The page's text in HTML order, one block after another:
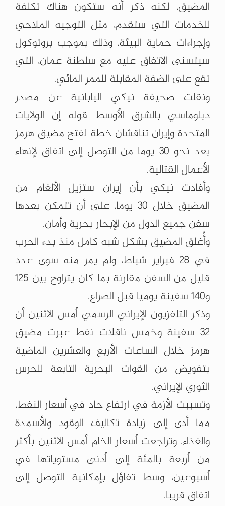
المضيق، لكنه ذكر أنه ستكون هناك تكلفة
للخدمات التي ستقدم، مثل التوجيه الملاحي
وإجراءات حماية البيئة، وذلك بموجب بروتوكول
سيتسنى الاتفاق عليه مع سلطنة عمان، التي
تقع على الضفة المقابلة للممر المائي.
ونقلت صحيفة نيكي اليابانية عن مصدر
دبلوماسي بالشرق الأوسط قوله إن الولايات
المتحدة وإيران تناقشان خطة لفتح مضيق هرمز
بعد نحو 30 يوما من التوصل إلى اتفاق لإنهاء
الأعمال القتالية.
وأفادت نيكي بأن إيران ستزيل الألغام من
المضيق خلال 30 يوما، على أن تتمكن بعدها
سفن جميع الدول من الإبحار بحرية وأمان.
وأُغلق المضيق بشكل شبه كامل منذ بدء الحرب
في 28 فبراير شباط، ولم يمر منه سوى عدد
قليل من السفن مقارنة بما كان يتراوح بين 125
و140 سفينة يوميا قبل الصراع.
وذكر التلفزيون الإيراني الرسمي أمس الاثنين أن
32 سفينة وخمس ناقلات نفط عبرت مضيق
هرمز خلال الساعات الأربع والعشرين الماضية
بتفويض من القوات البحرية التابعة للحرس
الثوري الإيراني.
وتسببت الأزمة في ارتفاع حاد في أسعار النفط،
مما أدى إلى زيادة تكاليف الوقود والأسمدة
والغذاء. وتراجعت أسعار الخام أمس الاثنين بأكثر
من أربعة بالمئة إلى أدنى مستوياتها في
أسبوعين، وسط تفاؤل بإمكانية التوصل إلى
اتفاق قريبا.